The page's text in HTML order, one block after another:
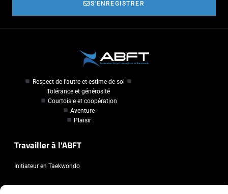
S'ENREGISTRER
Respect de l'autre et estime de soi
Tolérance et générosité
Courtoisie et coopération
Aventure
Plaisir
Travailler à l'ABFT
Initiateur en Taekwondo